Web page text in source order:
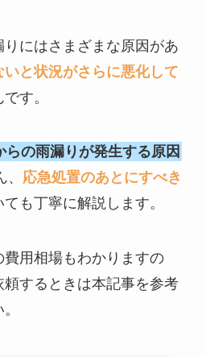
にはさまざまな原因があ
と状況がさらに悪化して
す。
らの雨漏りが発生する原因
応急処置のあとにすべき
も丁寧に解説します。
用相場もわかりますの
するときは本記事を参考